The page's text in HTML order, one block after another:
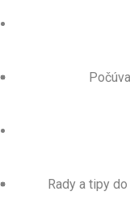
Rady a tipy